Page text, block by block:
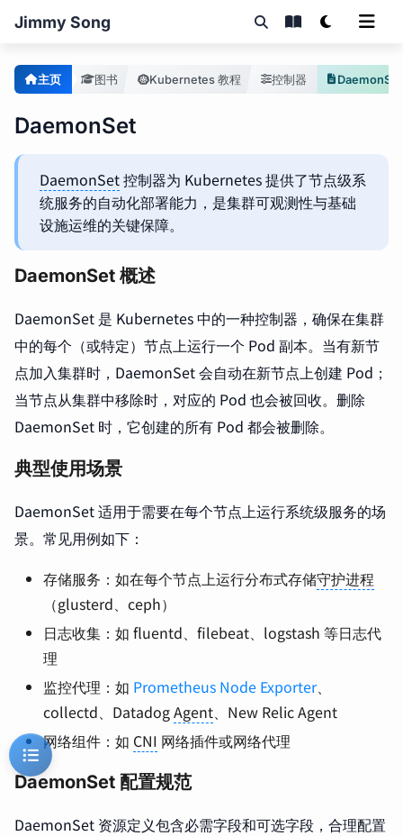
Jimmy Song
主页 图书 Kubernetes 教程 控制器 DaemonSet
DaemonSet
DaemonSet控制器为 Kubernetes 提供了节点级系
统服务的自动化部署能力，是集群可观测性与基础
设施运维的关键保障。
DaemonSet 概述
DaemonSet 是 Kubernetes 中的一种控制器，确保在集群
中的每个（或特定）节点上运行一个 Pod 副本。当有新节
点加入集群时，DaemonSet 会自动在新节点上创建 Pod；
当节点从集群中移除时，对应的 Pod 也会被回收。删除
DaemonSet 时，它创建的所有 Pod 都会被删除。
典型使用场景
DaemonSet 适用于需要在每个节点上运行系统级服务的场
景。常见用例如下：
存储服务：如在每个节点上运行分布式存储守护进程
（glusterd、ceph）
日志收集：如 fluentd、filebeat、logstash 等日志代
理
监控代理：如 Prometheus Node Exporter、
collectd、DatadogAgent、New Relic Agent
网络组件：如 CNI 网络插件或网络代理
DaemonSet 配置规范
DaemonSet 资源定义包含必需字段和可选字段，合理配置